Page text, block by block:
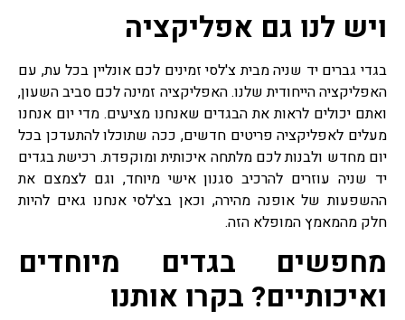
ויש לנו גם אפליקציה
בגדי גברים יד שניה מבית צ'לסי זמינים לכם אונליין בכל עת, עם
האפליקציה הייחודית שלנו. האפליקציה זמינה לכם סביב השעון,
ואתם יכולים לראות את הבגדים שאנחנו מציעים. מדי יום אנחנו
מעלים לאפליקציה פריטים חדשים, ככה שתוכלו להתעדכן בכל
יום מחדש ולבנות לכם מלתחה איכותית ומוקפדת. רכישת בגדים
יד שניה עוזרים להרכיב סגנון אישי מיוחד, וגם לצמצם את
ההשפעות של אופנה מהירה, וכאן בצ'לסי אנחנו גאים להיות
חלק מהמאמץ המופלא הזה.
מחפשים בגדים מיוחדים
ואיכותיים? בקרו אותנו